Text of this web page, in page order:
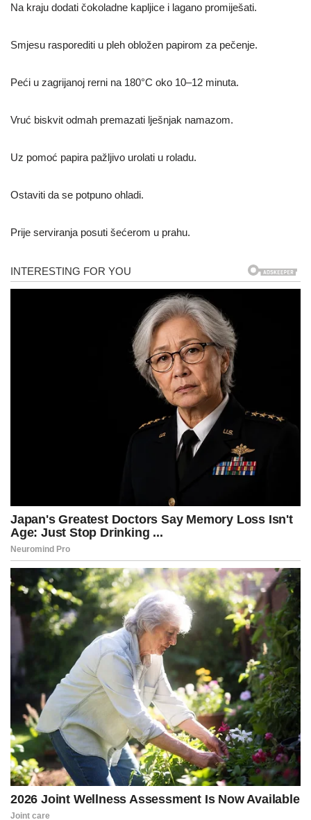
Na kraju dodati čokoladne kapljice i lagano promiješati.
Smjesu rasporediti u pleh obložen papirom za pečenje.
Peći u zagrijanoj rerni na 180°C oko 10–12 minuta.
Vruć biskvit odmah premazati lješnjak namazom.
Uz pomoć papira pažljivo urolati u roladu.
Ostaviti da se potpuno ohladi.
Prije serviranja posuti šećerom u prahu.